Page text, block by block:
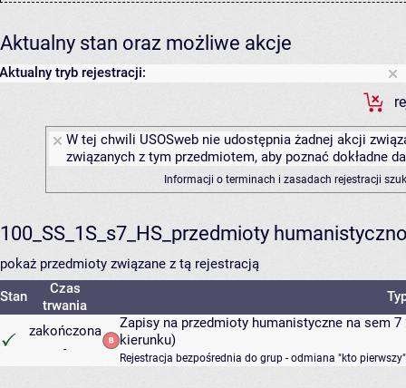
Aktualny stan oraz możliwe akcje
Aktualny tryb rejestracji:
W tej chwili USOSweb nie udostępnia żadnej akcji
związanych z tym przedmiotem, aby poznać dokładne
Informacji o terminach i zasadach rejestracji
100_SS_1S_s7_HS_przedmioty
pokaż przedmioty związane z tą rejestracją
Stan
Czas
trwania
zakończona
-
Zapisy na przedmioty humanistyczne na sem
kierunku)
Rejestracja bezpośrednia do grup - odmiana "kto pierwszy"